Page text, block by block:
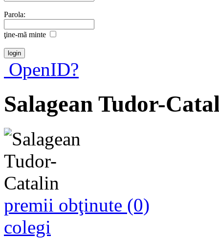
Parola:
ţine-mã minte
OpenID?
Salagean Tudor-
premii obţinute (0)
colegi